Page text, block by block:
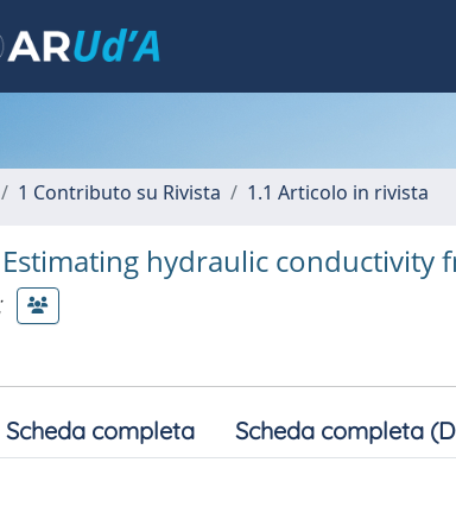
1 Contributo su Rivista 1.1 Articolo in rivista
hydraulic conductivity
Scheda completa Scheda completa